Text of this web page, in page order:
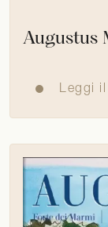
Augustus
Leggi